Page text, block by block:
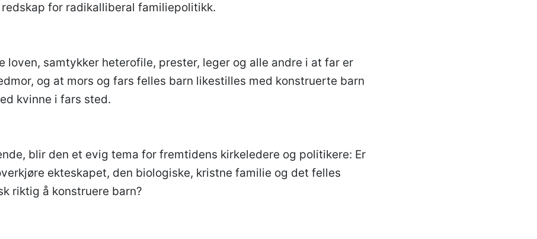
for radikalliberal familiepolitikk.
loven, samtykker heterofile, prester, leger og alle andre i at far er
og at mors og fars felles barn likestilles med konstruerte barn
kvinne i fars sted.
blir den et evig tema for fremtidens kirkeledere og politikere: Er
ekteskapet, den biologiske, kristne familie og det felles
riktig å konstruere barn?